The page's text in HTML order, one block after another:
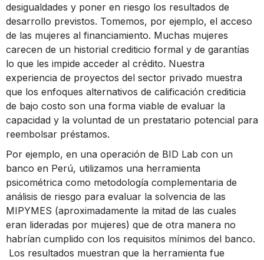
desigualdades y poner en riesgo los resultados de
desarrollo previstos. Tomemos, por ejemplo, el acceso
de las mujeres al financiamiento. Muchas mujeres
carecen de un historial crediticio formal y de garantías
lo que les impide acceder al crédito. Nuestra
experiencia de proyectos del sector privado muestra
que los enfoques alternativos de calificación crediticia
de bajo costo son una forma viable de evaluar la
capacidad y la voluntad de un prestatario potencial para
reembolsar préstamos.
Por ejemplo, en una operación de BID Lab con un
banco en Perú, utilizamos una herramienta
psicométrica como metodología complementaria de
análisis de riesgo para evaluar la solvencia de las
MIPYMES (aproximadamente la mitad de las cuales
eran lideradas por mujeres) que de otra manera no
habrían cumplido con los requisitos mínimos del banco.
Los resultados muestran que la herramienta fue